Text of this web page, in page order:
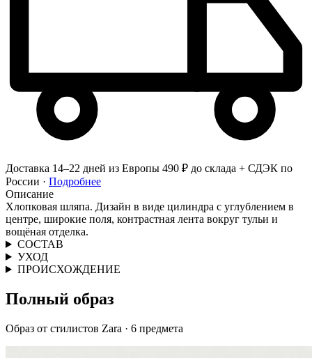
Доставка 14–22 дней из Европы 490 ₽ до склада + СДЭК по
России · Подробнее
Описание
Хлопковая шляпа. Дизайн в виде цилиндра с углублением в
центре, широкие поля, контрастная лента вокруг тульи и
вощёная отделка.
СОСТАВ
УХОД
ПРОИСХОЖДЕНИЕ
Полный образ
Образ от стилистов Zara · 6 предмета